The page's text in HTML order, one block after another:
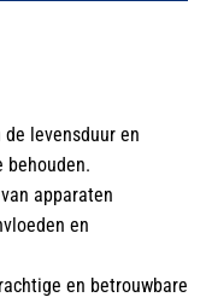
levensduur en
behouden.
apparaten
en
en betrouwbare